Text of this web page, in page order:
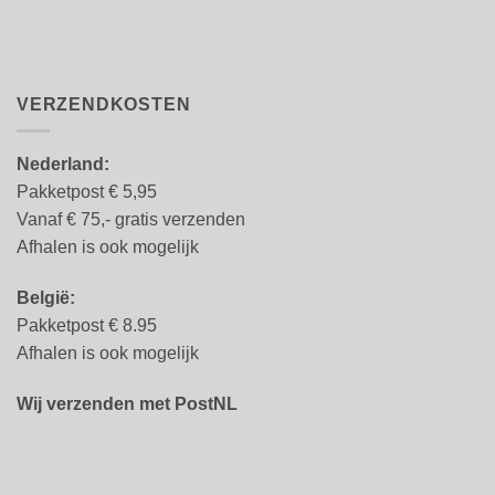
VERZENDKOSTEN
Nederland:
Pakketpost € 5,95
Vanaf € 75,- gratis verzenden
Afhalen is ook mogelijk
België:
Pakketpost € 8.95
Afhalen is ook mogelijk
Wij verzenden met PostNL